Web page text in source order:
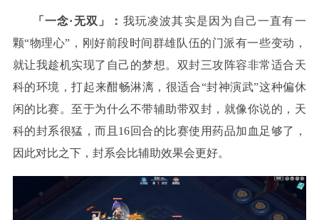
「一念·无双」： 我玩凌波其实是因为自己一直有一
颗“物理心”，刚好前段时间群雄队伍的门派有一些变动，
就让我趁机实现了自己的梦想。双封三攻阵容非常适合天
科的环境，打起来酣畅淋漓，很适合“封神演武”这种偏休
闲的比赛。至于为什么不带辅助带双封，就像你说的，天
科的封系很猛，而且16回合的比赛使用药品加血足够了，
因此对比之下，封系会比辅助效果会更好。